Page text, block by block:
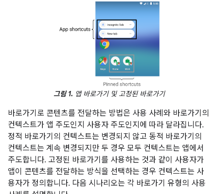
그림 1. 앱 바로가기 및 고정된 바로가기
바로가기로 콘텐츠를 전달하는 방법은 사용 사례와 바로가기의
컨텍스트가 앱 주도인지 사용자 주도인지에 따라 달라집니다.
정적 바로가기의 컨텍스트는 변경되지 않고 동적 바로가기의
컨텍스트는 계속 변경되지만 두 경우 모두 컨텍스트는 앱에서
주도합니다. 고정된 바로가기를 사용하는 것과 같이 사용자가
앱이 콘텐츠를 전달하는 방식을 선택하는 경우 컨텍스트는 사
용자가 정의합니다. 다음 시나리오는 각 바로가기 유형의 사용